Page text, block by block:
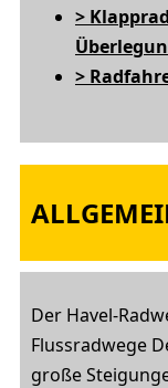
>
>
Der Havel-
Flussradwege
große